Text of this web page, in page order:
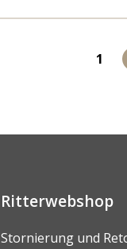
1
Ritterwebshop
Stornierung und